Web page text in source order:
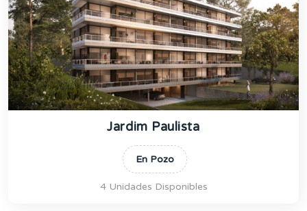
Jardim Paulista
En Pozo
4 Unidades Disponibles